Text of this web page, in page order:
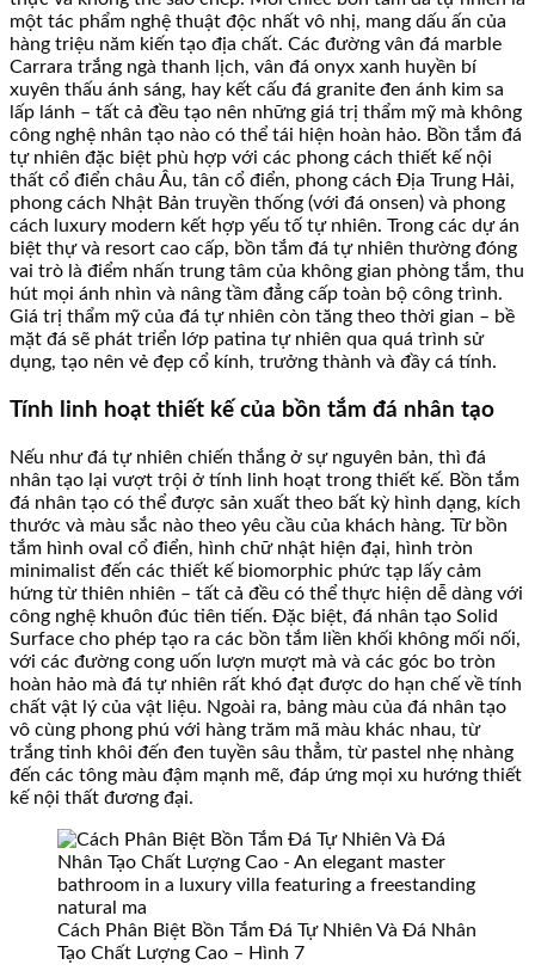
một tác phẩm nghệ thuật độc nhất vô nhị, mang dấu ấn của
hàng triệu năm kiến tạo địa chất. Các đường vân đá marble
Carrara trắng ngà thanh lịch, vân đá onyx xanh huyền bí
xuyên thấu ánh sáng, hay kết cấu đá granite đen ánh kim sa
lấp lánh – tất cả đều tạo nên những giá trị thẩm mỹ mà không
công nghệ nhân tạo nào có thể tái hiện hoàn hảo. Bồn tắm đá
tự nhiên đặc biệt phù hợp với các phong cách thiết kế nội
thất cổ điển châu Âu, tân cổ điển, phong cách Địa Trung Hải,
phong cách Nhật Bản truyền thống (với đá onsen) và phong
cách luxury modern kết hợp yếu tố tự nhiên. Trong các dự án
biệt thự và resort cao cấp, bồn tắm đá tự nhiên thường đóng
vai trò là điểm nhấn trung tâm của không gian phòng tắm, thu
hút mọi ánh nhìn và nâng tầm đẳng cấp toàn bộ công trình.
Giá trị thẩm mỹ của đá tự nhiên còn tăng theo thời gian – bề
mặt đá sẽ phát triển lớp patina tự nhiên qua quá trình sử
dụng, tạo nên vẻ đẹp cổ kính, trưởng thành và đầy cá tính.
Tính linh hoạt thiết kế của bồn tắm đá nhân tạo
Nếu như đá tự nhiên chiến thắng ở sự nguyên bản, thì đá
nhân tạo lại vượt trội ở tính linh hoạt trong thiết kế. Bồn tắm
đá nhân tạo có thể được sản xuất theo bất kỳ hình dạng, kích
thước và màu sắc nào theo yêu cầu của khách hàng. Từ bồn
tắm hình oval cổ điển, hình chữ nhật hiện đại, hình tròn
minimalist đến các thiết kế biomorphic phức tạp lấy cảm
hứng từ thiên nhiên – tất cả đều có thể thực hiện dễ dàng với
công nghệ khuôn đúc tiên tiến. Đặc biệt, đá nhân tạo Solid
Surface cho phép tạo ra các bồn tắm liền khối không mối nối,
với các đường cong uốn lượn mượt mà và các góc bo tròn
hoàn hảo mà đá tự nhiên rất khó đạt được do hạn chế về tính
chất vật lý của vật liệu. Ngoài ra, bảng màu của đá nhân tạo
vô cùng phong phú với hàng trăm mã màu khác nhau, từ
trắng tinh khôi đến đen tuyền sâu thẳm, từ pastel nhẹ nhàng
đến các tông màu đậm mạnh mẽ, đáp ứng mọi xu hướng thiết
kế nội thất đương đại.
Cách Phân Biệt Bồn Tắm Đá Tự Nhiên Và Đá Nhân
Tạo Chất Lượng Cao – Hình 7